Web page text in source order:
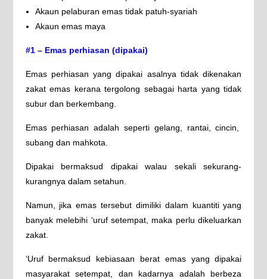
Akaun pelaburan emas tidak patuh-syariah
Akaun emas maya
#1 – Emas perhiasan (dipakai)
Emas perhiasan yang dipakai asalnya tidak dikenakan
zakat emas kerana tergolong sebagai harta yang tidak
subur dan berkembang.
Emas perhiasan adalah seperti gelang, rantai, cincin,
subang dan mahkota.
Dipakai bermaksud dipakai walau sekali sekurang-
kurangnya dalam setahun.
Namun, jika emas tersebut dimiliki dalam kuantiti yang
banyak melebihi ‘uruf setempat, maka perlu dikeluarkan
zakat.
‘Uruf bermaksud kebiasaan berat emas yang dipakai
masyarakat setempat, dan kadarnya adalah berbeza